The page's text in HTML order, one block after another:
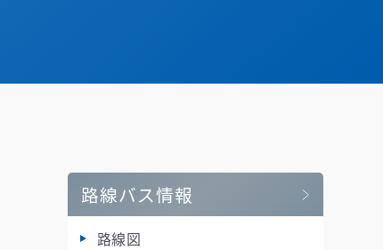
路線バス情報
路線図